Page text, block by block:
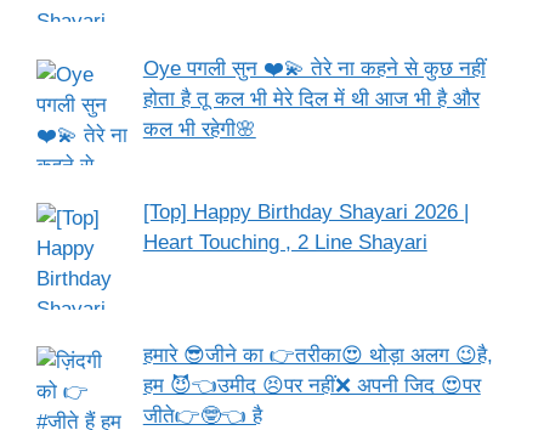
Oye पगली सुन ❤️💫 तेरे ना कहने से कुछ नहीं
होता है तू कल भी मेरे दिल में थी आज भी है और
कल भी रहेगी🌸
[Top] Happy Birthday Shayari 2026 |
Heart Touching , 2 Line Shayari
हमारे 😎जीने का 👉तरीका😍 थोड़ा अलग 😉है,
हम 😈👈उमीद 😣पर नहीं❌ अपनी जिद 😍पर
जीते👉🤓👈 है